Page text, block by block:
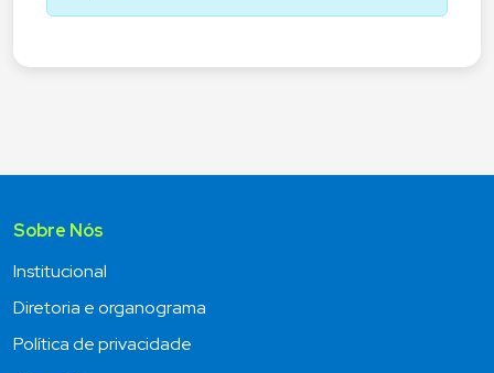
Sobre Nós
Institucional
Diretoria e organograma
Política de privacidade